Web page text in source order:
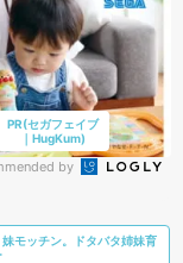
PR(セガフェイブ
｜HugKum)
by
モッチン。ドタバタ姉妹育